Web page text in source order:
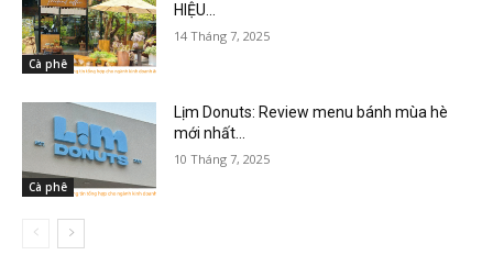
Cà phê
HIỆU...
14 Tháng 7, 2025
Cà phê
Lịm Donuts: Review menu bánh mùa hè
mới nhất...
10 Tháng 7, 2025